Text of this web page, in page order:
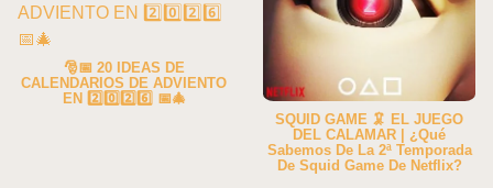
🎅📅 20 IDEAS DE
CALENDARIOS DE ADVIENTO
EN 2️⃣0️⃣2️⃣6️⃣ 📅🎄
SQUID GAME 🦑 EL JUEGO
DEL CALAMAR | ¿Qué
Sabemos De La 2ª Temporada
De Squid Game De Netflix?